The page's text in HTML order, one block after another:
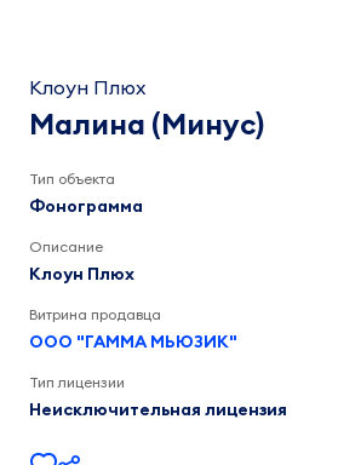
(Минус)
Клоун
Плюх
Клоун Плюх
Малина (Минус)
Тип объекта
Фонограмма
Описание
Клоун Плюх
Витрина продавца
ООО "ГАММА МЬЮЗИК"
Тип лицензии
Неисключительная лицензия